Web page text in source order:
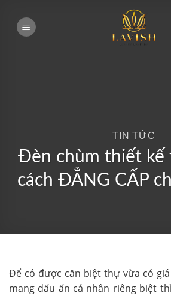
TIN TỨC
Đèn chùm thiết kế
cách ĐẲNG CẤP
Để có được căn biệt thự vừa có
mang dấu ấn cá nhân riêng biệt thì